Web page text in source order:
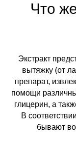
Что
Экстракт
вытяжку (от
препарат,
помощи
глицерин, а
В
бывают